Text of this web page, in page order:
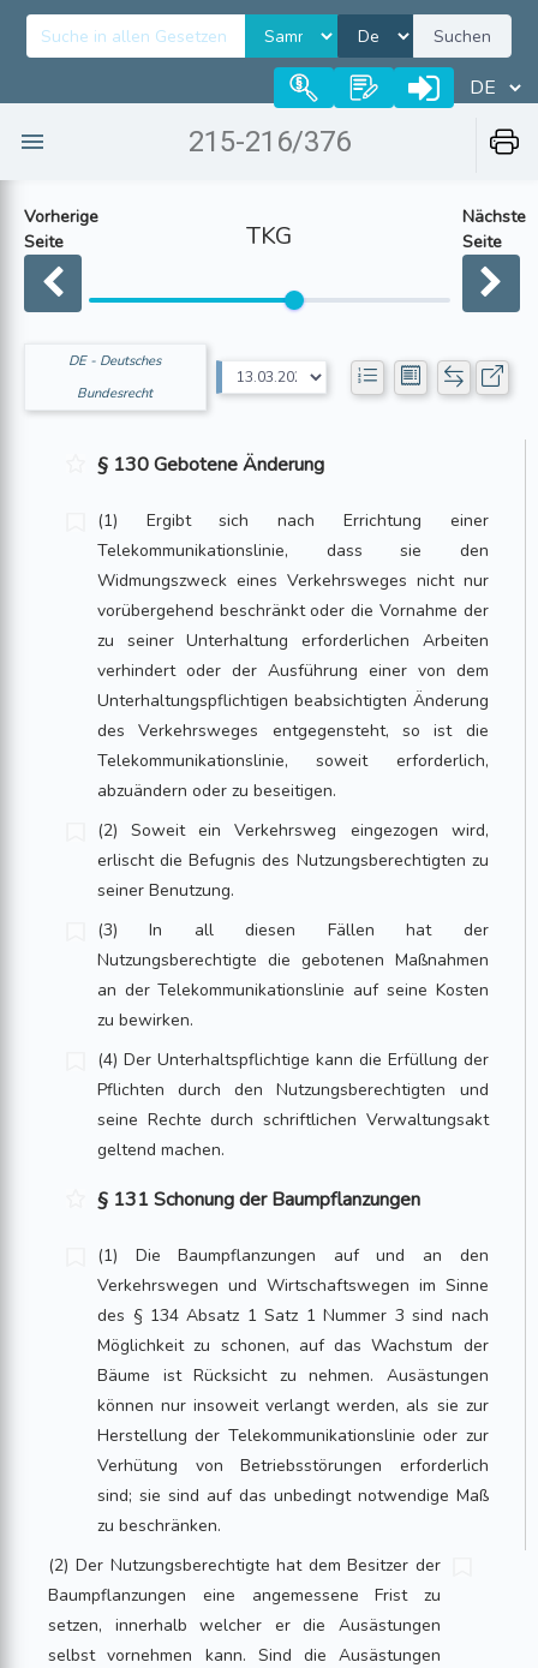
Suchen
215-216/376
Vorherige
Seite
TKG
Nächste
Seite
DE - Deutsches
Bundesrecht
§ 130 Gebotene Änderung
(1) Ergibt sich nach Errichtung einer
Telekommunikationslinie, dass sie den
Widmungszweck eines Verkehrsweges nicht nur
vorübergehend beschränkt oder die Vornahme der
zu seiner Unterhaltung erforderlichen Arbeiten
verhindert oder der Ausführung einer von dem
Unterhaltungspflichtigen beabsichtigten Änderung
des Verkehrsweges entgegensteht, so ist die
Telekommunikationslinie, soweit erforderlich,
abzuändern oder zu beseitigen.
(2) Soweit ein Verkehrsweg eingezogen wird,
erlischt die Befugnis des Nutzungsberechtigten zu
seiner Benutzung.
(3) In all diesen Fällen hat der
Nutzungsberechtigte die gebotenen Maßnahmen
an der Telekommunikationslinie auf seine Kosten
zu bewirken.
(4) Der Unterhaltspflichtige kann die Erfüllung der
Pflichten durch den Nutzungsberechtigten und
seine Rechte durch schriftlichen Verwaltungsakt
geltend machen.
§ 131 Schonung der Baumpflanzungen
(1) Die Baumpflanzungen auf und an den
Verkehrswegen und Wirtschaftswegen im Sinne
des § 134 Absatz 1 Satz 1 Nummer 3 sind nach
Möglichkeit zu schonen, auf das Wachstum der
Bäume ist Rücksicht zu nehmen. Ausästungen
können nur insoweit verlangt werden, als sie zur
Herstellung der Telekommunikationslinie oder zur
Verhütung von Betriebsstörungen erforderlich
sind; sie sind auf das unbedingt notwendige Maß
zu beschränken.
(2) Der Nutzungsberechtigte hat dem Besitzer der
Baumpflanzungen eine angemessene Frist zu
setzen, innerhalb welcher er die Ausästungen
selbst vornehmen kann. Sind die Ausästungen